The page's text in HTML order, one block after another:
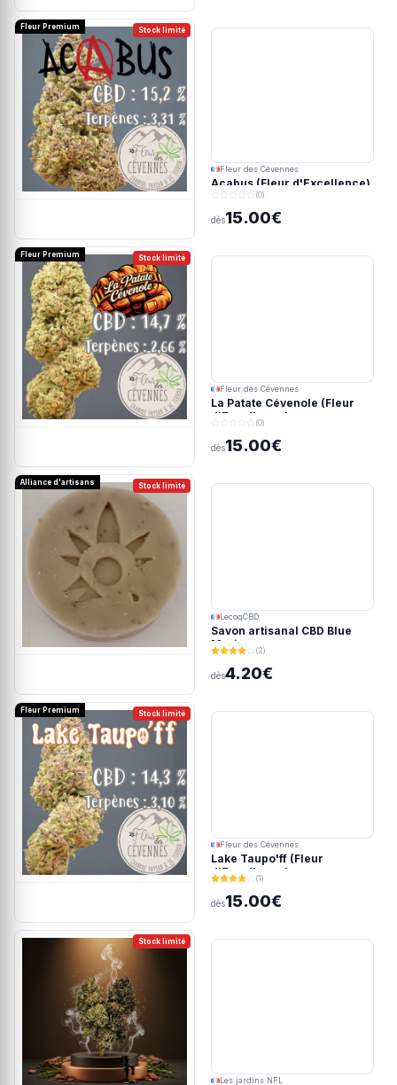
Stock limité
Fleur Premium
Fleur des Cévennes
Acabus (Fleur d'Excellence)
(0)
dès15.00€
Stock limité
Fleur Premium
Fleur des Cévennes
La Patate Cévenole (Fleur
d'Excellence)
(0)
dès15.00€
Stock limité
Alliance d'artisans
LecoqCBD
Savon artisanal CBD Blue
Meringue
(2)
dès4.20€
Stock limité
Fleur Premium
Fleur des Cévennes
Lake Taupo'ff (Fleur
d'Excellence)
(1)
dès15.00€
Stock limité
Les jardins NFL